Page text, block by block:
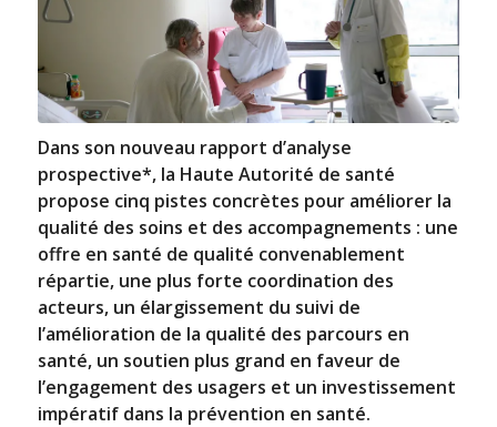
Dans son nouveau rapport d’analyse
prospective*, la Haute Autorité de santé
propose cinq pistes concrètes pour améliorer la
qualité des soins et des accompagnements : une
offre en santé de qualité convenablement
répartie, une plus forte coordination des
acteurs, un élargissement du suivi de
l’amélioration de la qualité des parcours en
santé, un soutien plus grand en faveur de
l’engagement des usagers et un investissement
impératif dans la prévention en santé.